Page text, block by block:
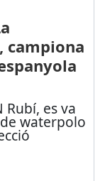
campiona
Rubí, es va
waterpolo